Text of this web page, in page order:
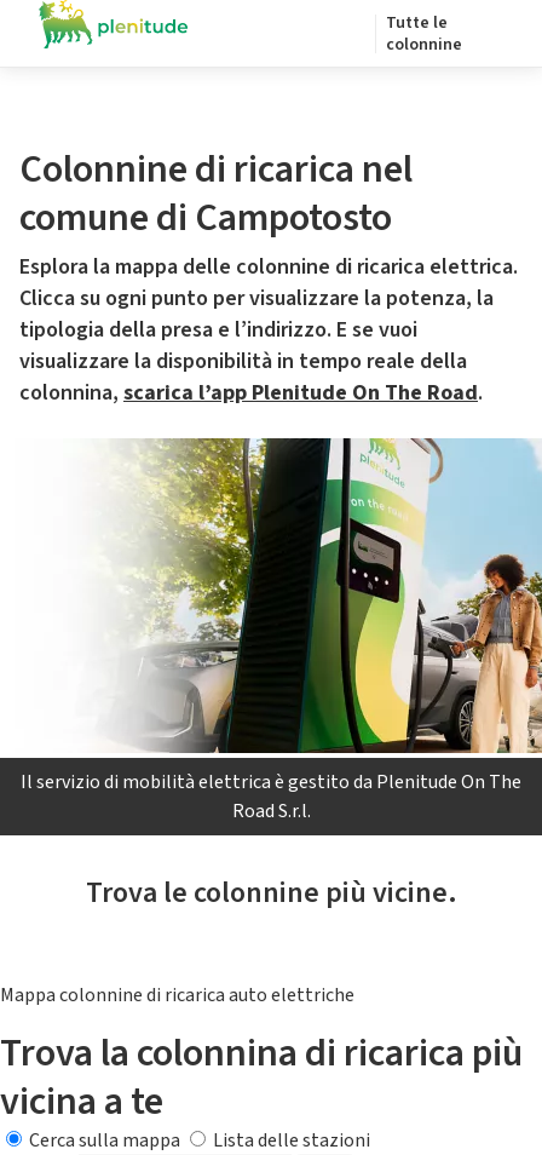
Tutte le
colonnine
Colonnine di ricarica nel
comune di Campotosto
Esplora la mappa delle colonnine di ricarica elettrica.
Clicca su ogni punto per visualizzare la potenza, la
tipologia della presa e l’indirizzo. E se vuoi
visualizzare la disponibilità in tempo reale della
colonnina, scarica l’app Plenitude On The Road.
Il servizio di mobilità elettrica è gestito da Plenitude On The
Road S.r.l.
Trova le colonnine più vicine.
Mappa colonnine di ricarica auto elettriche
Trova la colonnina di ricarica più
vicina a te
Cerca sulla mappa
Lista delle stazioni